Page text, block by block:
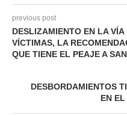
previous post
DESLIZAMIENTO EN LA
VÍCTIMAS, LA
QUE TIENE EL PEAJE A
DESBORDAMIENTOS
EN